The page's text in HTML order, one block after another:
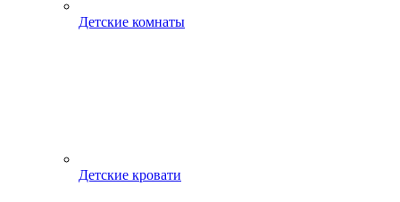
Детские комнаты
Детские кровати